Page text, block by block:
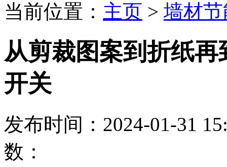
当前位置： 主页 > 墙材
从剪裁图案到折纸
开关
发布时间：2024-01-31
数：